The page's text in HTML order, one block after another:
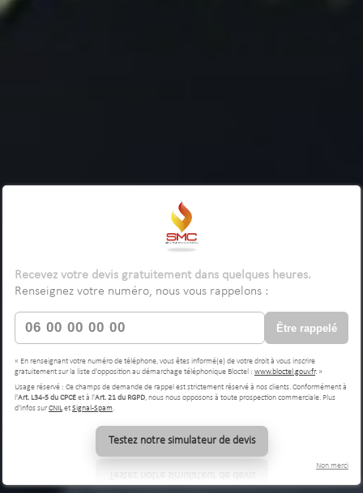
Recevez votre devis gratuitement dans quelques heures.
Renseignez votre numéro, nous vous rappelons :
Être rappelé
« En renseignant votre numéro de téléphone, vous êtes informé(e) de votre droit à vous inscrire
gratuitement sur la liste d'opposition au démarchage téléphonique Bloctel : www.bloctel.gouv.fr. »
Usage réservé : Ce champs de demande de rappel est strictement réservé à nos clients. Conformément à
l'Art. L34-5 du CPCEet à l'Art. 21 du RGPD, nous nous opposons à toute prospection commerciale. Plus
d'infos surCNILetSignal-Spam.
Testez notre simulateur de devis
Non merci